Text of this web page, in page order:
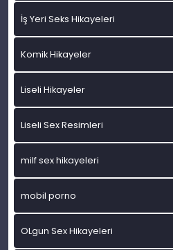
İş Yeri Seks Hikayeleri
Komik Hikayeler
Liseli Hikayeler
Liseli Sex Resimleri
milf sex hikayeleri
mobil porno
OLgun Sex Hikayeleri